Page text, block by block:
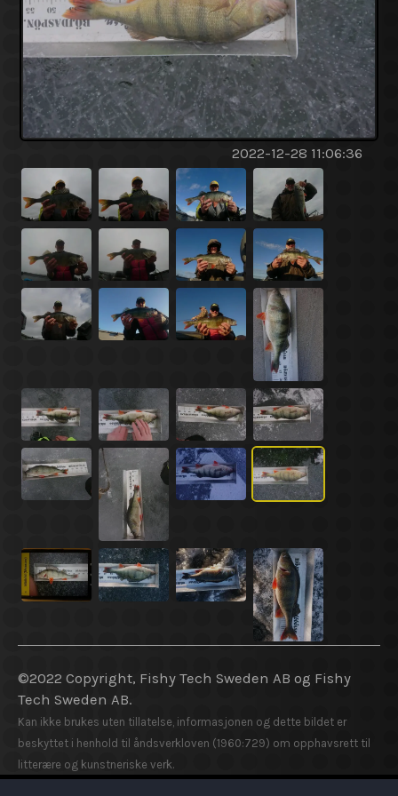
2022-12-28 11:06:36
©2022 Copyright, Fishy Tech Sweden AB og Fishy
Tech Sweden AB.
Kan ikke brukes uten tillatelse, informasjonen og dette bildet er
beskyttet i henhold til åndsverkloven (1960:729) om opphavsrett til
litterære og kunstneriske verk.